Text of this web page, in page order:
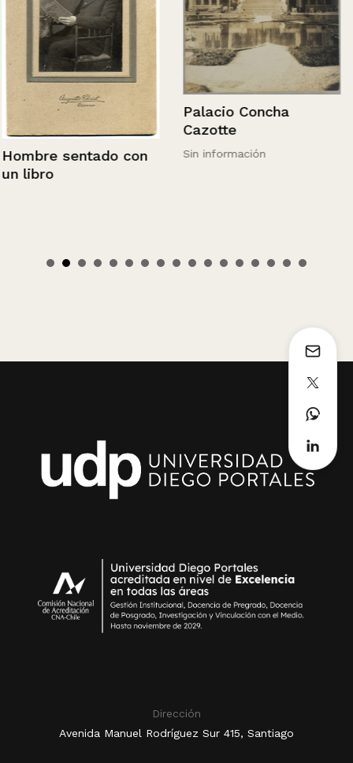
Hombre sentado con
un libro
Palacio Concha
Cazotte
Sin información
Dirección
Avenida Manuel Rodríguez Sur 415, Santiago